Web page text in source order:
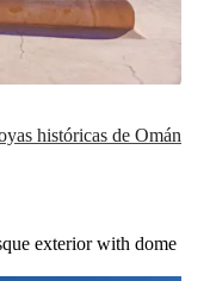
históricas de Omán
exterior with dome